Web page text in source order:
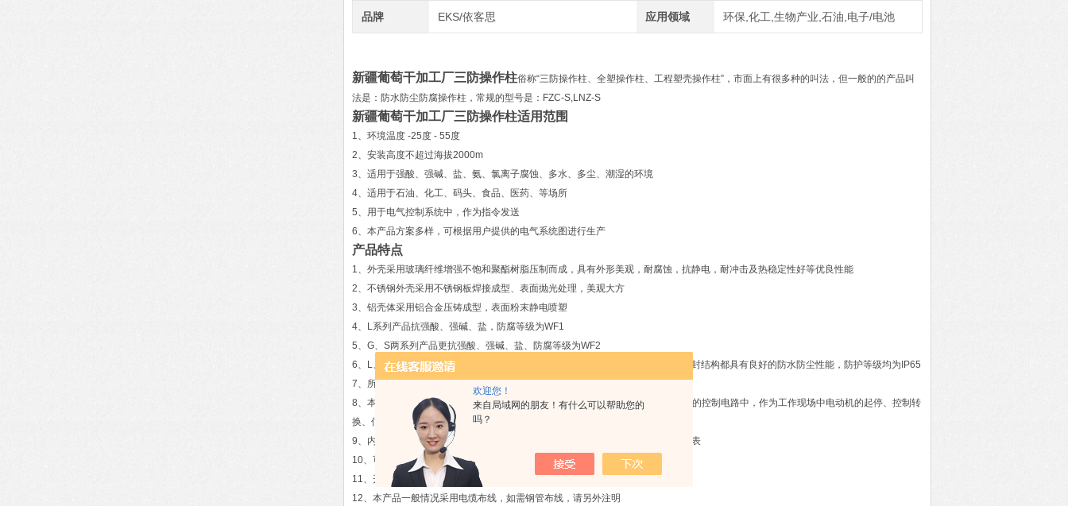
欢迎您！
来自局域网的朋友！有什么可以帮助您的
吗？
品牌 EKS/依客思 应用领域 环保,化工,生物产业,石油,电子/电池
新疆葡萄干加工厂三防操作柱俗称“三防操作柱、全塑操作柱、工程塑壳操作柱”，市面上有很多种的叫法，但一般的的产品叫
法是：防水防尘防腐操作柱，常规的型号是：FZC-S,LNZ-S
新疆葡萄干加工厂三防操作柱适用范围
1、环境温度 -25度 - 55度
2、安装高度不超过海拔2000m
3、适用于强酸、强碱、盐、氨、氯离子腐蚀、多水、多尘、潮湿的环境
4、适用于石油、化工、码头、食品、医药、等场所
5、用于电气控制系统中，作为指令发送
6、本产品方案多样，可根据用户提供的电气系统图进行生产
产品特点
1、外壳采用玻璃纤维增强不饱和聚酯树脂压制而成，具有外形美观，耐腐蚀，抗静电，耐冲击及热稳定性好等优良性能
2、不锈钢外壳采用不锈钢板焊接成型、表面抛光处理，美观大方
3、铝壳体采用铝合金压铸成型，表面粉末静电喷塑
4、L系列产品抗强酸、强碱、盐，防腐等级为WF1
5、G、S两系列产品更抗强酸、强碱、盐、防腐等级为WF2
6、L、S两系列产品为迷宫式密封结构，G系列产品为曲路式密封结构，这两种密封结构都具有良好的防水防尘性能，防护等级均为IP65
7、所有外露紧固件均采用不锈钢，密封采用硅橡胶、耐油、耐酸、耐碱、抗老化
8、本系列产品适用于交流50Hz，电压380V以下，直流440V以下，电流10A以内的控制电路中，作为工作现场中电动机的起停、控制转
换、信号切换、仪表计量显示之用
9、内装指示灯、按钮、转换开关、电流表、电压表等，可按用户要求配装其他仪表
10、可实现各种元件的任意则和，满足用户设计要求
11、开关30余种功能、用户可按要求选择
12、本产品一般情况采用电缆布线，如需钢管布线，请另外注明